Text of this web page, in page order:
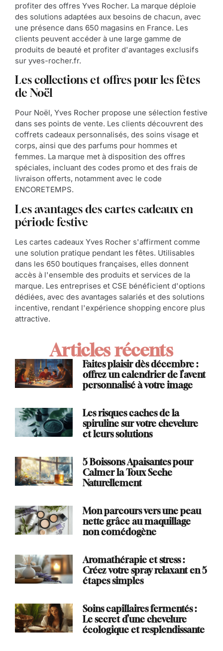
profiter des offres Yves Rocher. La marque déploie
des solutions adaptées aux besoins de chacun, avec
une présence dans 650 magasins en France. Les
clients peuvent accéder à une large gamme de
produits de beauté et profiter d'avantages exclusifs
sur yves-rocher.fr.
Les collections et offres pour les fêtes
de Noël
Pour Noël, Yves Rocher propose une sélection festive
dans ses points de vente. Les clients découvrent des
coffrets cadeaux personnalisés, des soins visage et
corps, ainsi que des parfums pour hommes et
femmes. La marque met à disposition des offres
spéciales, incluant des codes promo et des frais de
livraison offerts, notamment avec le code
ENCORETEMPS.
Les avantages des cartes cadeaux en
période festive
Les cartes cadeaux Yves Rocher s'affirment comme
une solution pratique pendant les fêtes. Utilisables
dans les 650 boutiques françaises, elles donnent
accès à l'ensemble des produits et services de la
marque. Les entreprises et CSE bénéficient d'options
dédiées, avec des avantages salariés et des solutions
incentive, rendant l'expérience shopping encore plus
attractive.
Articles récents
Faites plaisir dès décembre :
offrez un calendrier de l’avent
personnalisé à votre image
Les risques caches de la
spiruline sur votre chevelure
et leurs solutions
5 Boissons Apaisantes pour
Calmer la Toux Seche
Naturellement
Mon parcours vers une peau
nette grâce au maquillage
non comédogène
Aromathérapie et stress :
Créez votre spray relaxant en 5
étapes simples
Soins capillaires fermentés :
Le secret d’une chevelure
écologique et resplendissante